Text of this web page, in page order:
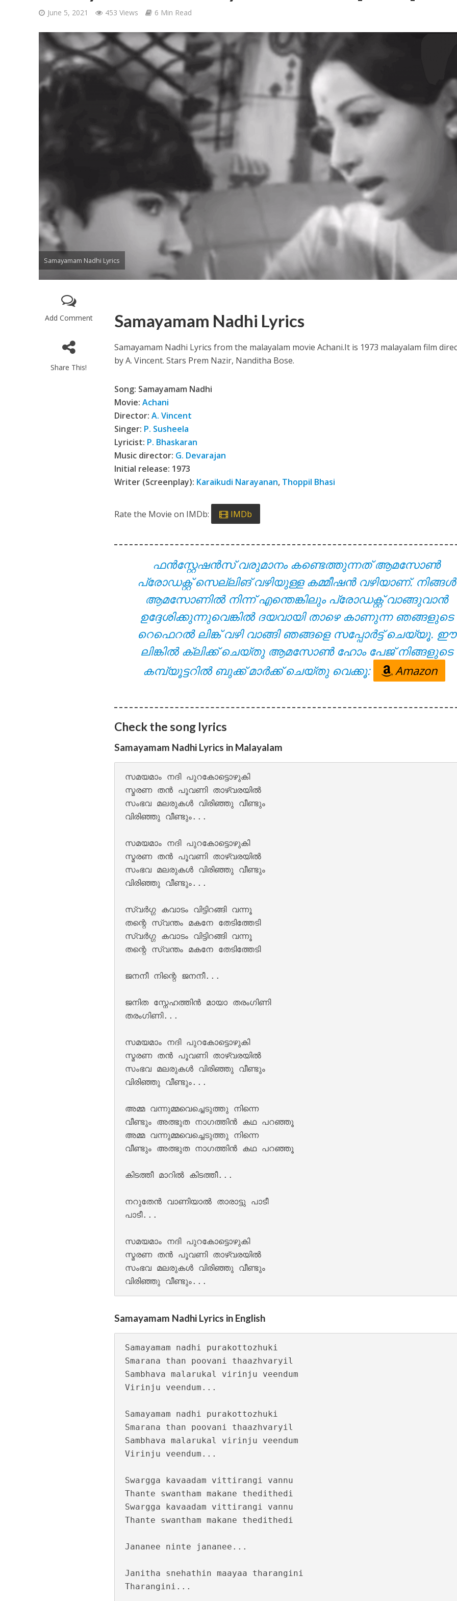
Ponni Nadhi Lyrics – Ponniyin Selvan: I [2022]
Alakadal Lyrics – Ponniyin Selvan: I [2022]
Viral Thodathe Lyrics – Solomante Theneechakal [2022]
Aanandamo Lyrics – Solomante Theneechakal [2022]
Pen Poove Thenvande Lyrics – Sita Ramam [2022]
Kannil Kannil Lyrics – Sita Ramam [2022]
Kulirillam Vaazhum Lyrics – Jalolsavam [2004]
Mohikkum Neelmizhiyode Lyrics – Maanthrikam [1995]
Moham Kondu Njan Lyrics – Sesham Kazhchayil [1983]
June 5, 2021 453 Views 6 Min Read
Samayamam Nadhi Lyrics
Add Comment
Share This!
Samayamam Nadhi Lyrics
Samayamam Nadhi Lyrics from the malayalam movie Achani.It is 1973 malayalam film
by A. Vincent. Stars Prem Nazir, Nanditha Bose.
Song: Samayamam Nadhi
Movie:Achani
Director: A. Vincent
Singer: P. Susheela
Lyricist: P. Bhaskaran
Music director: G. Devarajan
Initial release: 1973
Writer (Screenplay): Karaikudi Narayanan, Thoppil Bhasi
Rate the Movie on IMDb: IMDb
ഫൻസ്റ്റേഷൻസ് വരുമാനം കണ്ടെത്തുന്നത് ആമസോൺ
പ്രോഡക്റ്റ് സെല്ലിങ് വഴിയുള്ള കമ്മീഷൻ വഴിയാണ്. നിങ്ങൾ
ആമസോണിൽ നിന്ന് എന്തെങ്കിലും പ്രോഡക്റ്റ് വാങ്ങുവാൻ
ഉദ്ദേശിക്കുന്നുവെങ്കിൽ ദയവായി താഴെ കാണുന്ന ഞങ്ങളുടെ
റെഫെറൽ ലിങ്ക് വഴി വാങ്ങി ഞങ്ങളെ സപ്പോർട്ട് ചെയ്യൂ. ഈ
ലിങ്കിൽ ക്ലിക്ക് ചെയ്തു ആമസോൺ ഹോം പേജ് നിങ്ങളുടെ
കമ്പ്യൂട്ടറിൽ ബുക്ക് മാർക്ക് ചെയ്തു വെക്കൂ:
Amazon
Check the song lyrics
Samayamam Nadhi Lyrics in Malayalam
സമയമാം നദി പുറകോട്ടൊഴുകി
സ്മരണ തന്‍ പൂവണി താഴ്വരയിൽ
സംഭവ മലരുകള്‍ വിരിഞ്ഞു വീണ്ടും
വിരിഞ്ഞു വീണ്ടും...
സമയമാം നദി പുറകോട്ടൊഴുകി
സ്മരണ തന്‍ പൂവണി താഴ്വരയിൽ
സംഭവ മലരുകള്‍ വിരിഞ്ഞു വീണ്ടും
വിരിഞ്ഞു വീണ്ടും...
സ്വര്‍ഗ്ഗ കവാടം വിട്ടിറങ്ങി വന്നൂ
തന്റെ സ്വന്തം മകനേ തേടിത്തേടി
സ്വര്‍ഗ്ഗ കവാടം വിട്ടിറങ്ങി വന്നൂ
തന്റെ സ്വന്തം മകനേ തേടിത്തേടി
ജനനീ നിന്റെ ജനനീ...
ജനിത സ്നേഹത്തിന്‍ മായാ തരംഗിണി
തരംഗിണി...
സമയമാം നദി പുറകോട്ടൊഴുകി
സ്മരണ തന്‍ പൂവണി താഴ്വരയിൽ
സംഭവ മലരുകള്‍ വിരിഞ്ഞു വീണ്ടും
വിരിഞ്ഞു വീണ്ടും...
അമ്മ വന്നുമ്മവെച്ചെടുത്തു നിന്നെ
വീണ്ടും അത്ഭുത നാഗത്തിന്‍ കഥ പറഞ്ഞൂ
അമ്മ വന്നുമ്മവെച്ചെടുത്തു നിന്നെ
വീണ്ടും അത്ഭുത നാഗത്തിന്‍ കഥ പറഞ്ഞൂ
കിടത്തീ മാറില്‍ കിടത്തീ...
നറുതേൻ വാണിയാൽ താരാട്ടു പാടീ
പാടീ...
സമയമാം നദി പുറകോട്ടൊഴുകി
സ്മരണ തന്‍ പൂവണി താഴ്വരയിൽ
സംഭവ മലരുകള്‍ വിരിഞ്ഞു വീണ്ടും
Samayamam Nadhi Lyrics in English
Samayamam nadhi purakottozhuki
Smarana than poovani thaazhvaryil
Sambhava malarukal virinju veendum
Virinju veendum...
Samayamam nadhi purakottozhuki
Smarana than poovani thaazhvaryil
Sambhava malarukal virinju veendum
Virinju veendum...
Swargga kavaadam vittirangi vannu
Thante swantham makane thedithedi
Swargga kavaadam vittirangi vannu
Thante swantham makane thedithedi
Jananee ninte jananee...
Janitha snehathin maayaa tharangini
Tharangini...